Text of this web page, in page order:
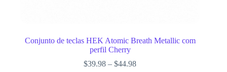
Conjunto de teclas HEK Atomic Breath Metallic com
perfil Cherry
$39.98 – $44.98